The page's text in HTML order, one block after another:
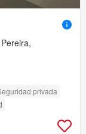
privada